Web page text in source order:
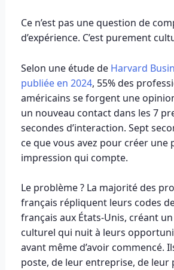
Ce n’est pas une question de
d’expérience. C’est purement
Selon une étude de Harvard
publiée en 2024, 55% des
américains se forgent une
un nouveau contact dans les 7
secondes d’interaction. Sept
ce que vous avez pour créer une
impression qui compte.
Le problème ? La majorité des
français répliquent leurs codes
français aux États-Unis, créant
culturel qui nuit à leurs
avant même d’avoir commencé.
poste, de leur entreprise, de leur